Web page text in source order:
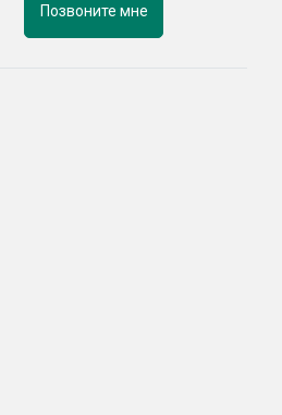
Позвоните мне